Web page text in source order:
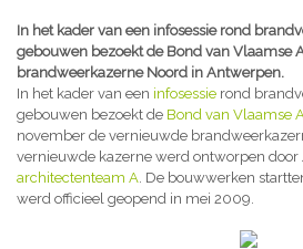
In het kader van een infosessie rond
gebouwen bezoekt de Bond van Vlaamse
brandweerkazerne Noord in Antwerpen.
In het kader van een infosessie rond
gebouwen bezoekt de Bond van Vlaamse
november de vernieuwde
vernieuwde kazerne werd ontworpen door
architectenteam A. De bouwwerken
werd officieel geopend in mei 2009.